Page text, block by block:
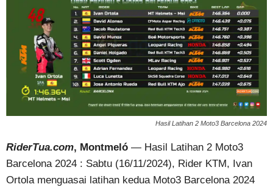
Hasil Latihan 2 Moto3 Barcelona 2024
RiderTua.com, Montmeló — Hasil Latihan 2 Moto3
Barcelona 2024 : Sabtu (16/11/2024), Rider KTM, Ivan
Ortola menguasai latihan kedua Moto3 Barcelona 2024